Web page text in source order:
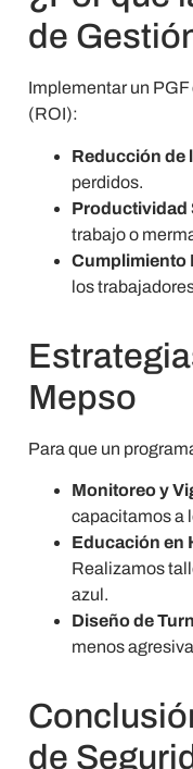
de
Implementar un
(ROI):
Reducción de
perdidos.
Productividad
trabajo o
Cumplimiento
los
Mepso
Para que un
Monitoreo y
capacitamos a
Educación en
Realizamos
azul.
Diseño de
menos
de